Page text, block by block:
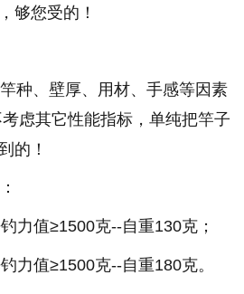
够您受的！
种、壁厚、用材、手感等因素
虑其它性能指标，单纯把竿子
的！
力值≥1500克--自重130克；
力值≥1500克--自重180克。